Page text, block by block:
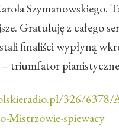
Szymanowskiego.
Gratuluję z całego
finaliści wypłyną
– triumfator
326/
Mistrzowie-spiewacy